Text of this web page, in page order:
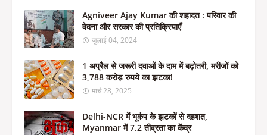
Agniveer Ajay Kumar की शहादत : परिवार की
वेदना और सरकार की प्रतिक्रियाएँ
जुलाई 04, 2024
1 अप्रैल से जरूरी दवाओं के दाम में बढ़ोतरी, मरीजों को
3,788 करोड़ रुपये का झटका!
मार्च 28, 2025
Delhi-NCR में भूकंप के झटकों से दहशत,
Myanmar में 7.2 तीव्रता का केंद्र